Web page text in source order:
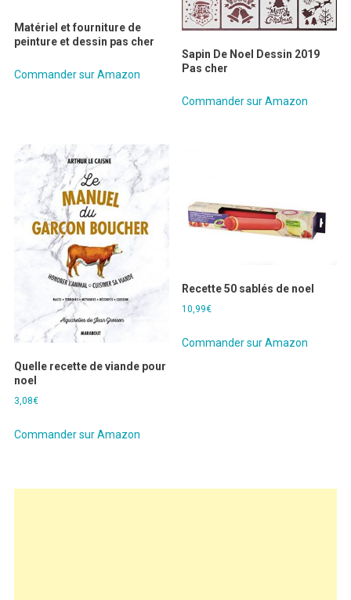
Matériel et fourniture de
peinture et dessin pas cher
Commander sur Amazon
Sapin De Noel Dessin 2019
Pas cher
Commander sur Amazon
Quelle recette de viande pour
noel
3,08€
Commander sur Amazon
Recette 50 sablés de noel
10,99€
Commander sur Amazon